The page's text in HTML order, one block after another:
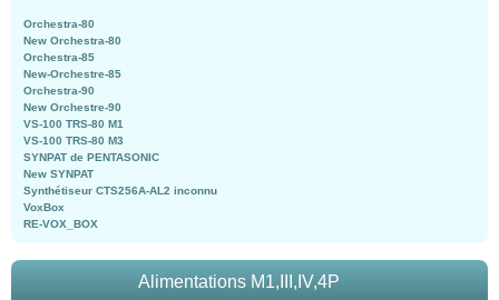
Orchestra-80
New Orchestra-80
Orchestra-85
New-Orchestre-85
Orchestra-90
New Orchestre-90
VS-100 TRS-80 M1
VS-100 TRS-80 M3
SYNPAT de PENTASONIC
New SYNPAT
Synthétiseur CTS256A-AL2 inconnu
VoxBox
RE-VOX_BOX
Alimentations M1,III,IV,4P